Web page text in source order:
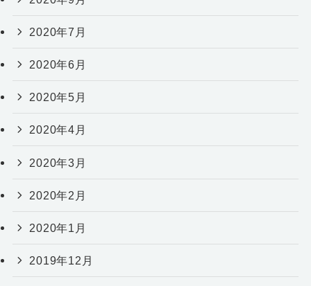
2020年7月
2020年6月
2020年5月
2020年4月
2020年3月
2020年2月
2020年1月
2019年12月